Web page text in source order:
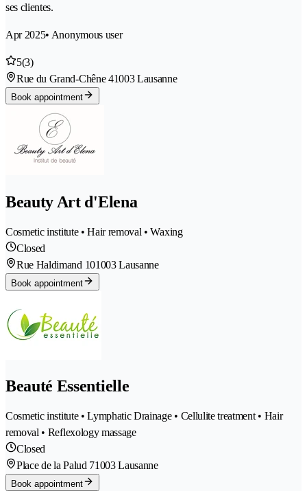
ses clientes.
Apr 2025• Anonymous user
5(3)
Rue du Grand-Chêne 41003 Lausanne
Book appointment
Beauty Art d'Elena
Cosmetic institute • Hair removal • Waxing
Closed
Rue Haldimand 101003 Lausanne
Book appointment
Beauté Essentielle
Cosmetic institute • Lymphatic Drainage • Cellulite treatment • Hair
removal • Reflexology massage
Closed
Place de la Palud 71003 Lausanne
Book appointment